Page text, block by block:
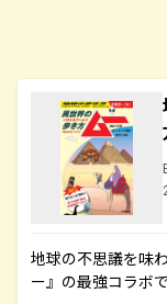
地球の不思議を味
ー』の最強コラボ